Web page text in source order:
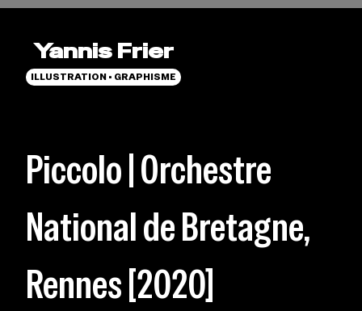
Yannis Frier
ILLUSTRATION • GRAPHISME
Piccolo | Orchestre
National de Bretagne,
Rennes [2020]